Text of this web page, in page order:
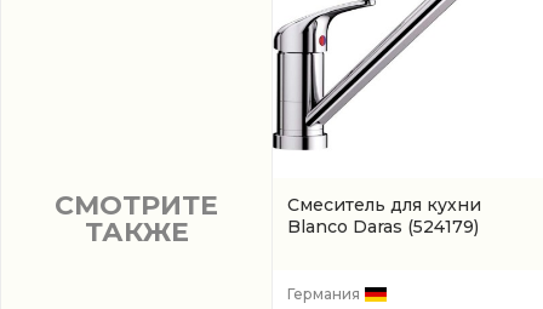
СМОТРИТЕ
ТАКЖЕ
Смеситель для кухни
Blanco Daras (524179)
Германия